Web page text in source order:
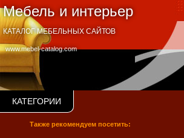
Мебель и интерьер
www.mebel-catalog.com
КАТАЛОГ МЕБЕЛЬНЫХ САЙТОВ
КАТЕГОРИИ
Также рекомендуем посетить: